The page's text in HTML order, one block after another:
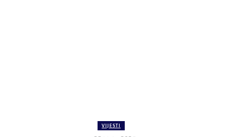
VIJESTI